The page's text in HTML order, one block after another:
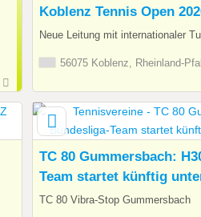
Koblenz Tennis Open
Neue Leitung mit internationaler
56075 Koblenz, Rheinland-
TC 80 Gummersbach:
Team startet künftig
TC 80 Vibra-Stop Gummersbach